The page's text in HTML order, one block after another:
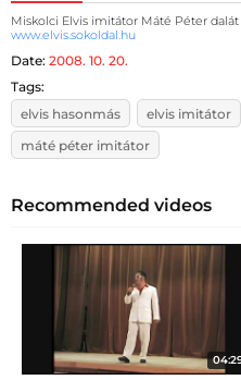
Miskolci Elvis imitátor Máté Péter
www.elvis.sokoldal.hu
Date: 2008. 10. 20.
Tags:
elvis hasonmás
elvis imitátor
máté péter imitátor
Recommended videos